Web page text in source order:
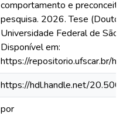
comportamento e
pesquisa. 2026. Tese
Universidade Federal de São
Disponível em:
https://repositorio.ufscar.br/
https://hdl.handle.net/
por